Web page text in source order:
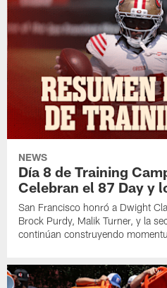
NEWS
Día 8 de Training
Celebran el 87 Day y
San Francisco honró a Dwight
Brock Purdy, Malik Turner, y la
continúan construyendo